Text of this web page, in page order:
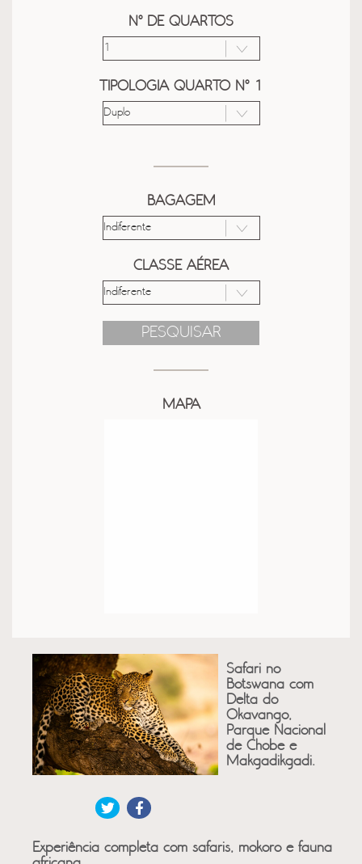
Nº DE QUARTOS
TIPOLOGIA QUARTO Nº 1
BAGAGEM
CLASSE AÉREA
PESQUISAR
MAPA
Safari no
Botswana com
Delta do
Okavango,
Parque Nacional
de Chobe e
Makgadikgadi.
Experiência completa com safaris, mokoro e fauna